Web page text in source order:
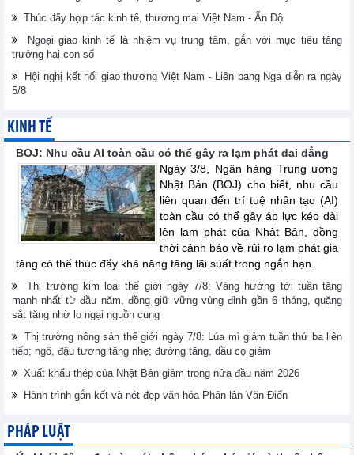
Thúc đẩy hợp tác kinh tế, thương mại Việt Nam - Ấn Độ
Ngoại giao kinh tế là nhiệm vụ trung tâm, gắn với mục tiêu tăng
trưởng hai con số
Hội nghị kết nối giao thương Việt Nam - Liên bang Nga diễn ra ngày
5/8
KINH TẾ
BOJ: Nhu cầu AI toàn cầu có thể gây ra lạm phát dai dẳng
Ngày 3/8, Ngân hàng Trung ương
Nhật Bản (BOJ) cho biết, nhu cầu
liên quan đến trí tuệ nhân tạo (AI)
toàn cầu có thể gây áp lực kéo dài
lên lạm phát của Nhật Bản, đồng
thời cảnh báo về rủi ro lạm phát gia
tăng có thể thúc đẩy khả năng tăng lãi suất trong ngắn hạn.
Thị trường kim loại thế giới ngày 7/8: Vàng hướng tới tuần tăng
mạnh nhất từ đầu năm, đồng giữ vững vùng đỉnh gần 6 tháng, quặng
sắt tăng nhờ lo ngại nguồn cung
Thị trường nông sản thế giới ngày 7/8: Lúa mì giảm tuần thứ ba liên
tiếp; ngô, đậu tương tăng nhẹ; đường tăng, dầu cọ giảm
Xuất khẩu thép của Nhật Bản giảm trong nửa đầu năm 2026
Hành trình gắn kết và nét đẹp văn hóa Phân lân Văn Điển
PHÁP LUẬT